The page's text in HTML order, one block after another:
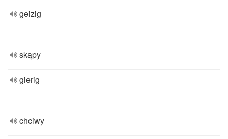
geizig
skąpy
gierig
chciwy